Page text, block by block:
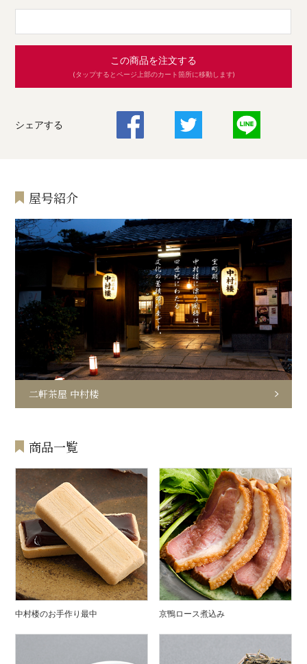
この商品を注文する
(タップするとページ上部のカート箇所に移動します)
シェアする
屋号紹介
二軒茶屋 中村楼
商品一覧
中村楼のお手作り最中 京鴨ロース煮込み